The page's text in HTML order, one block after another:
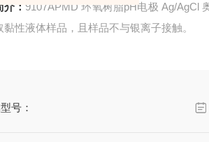
介： 9107APMD 环氧树脂pH电极 Ag/AgCl
黏性液体样品，且样品不与银离子接触。
号：